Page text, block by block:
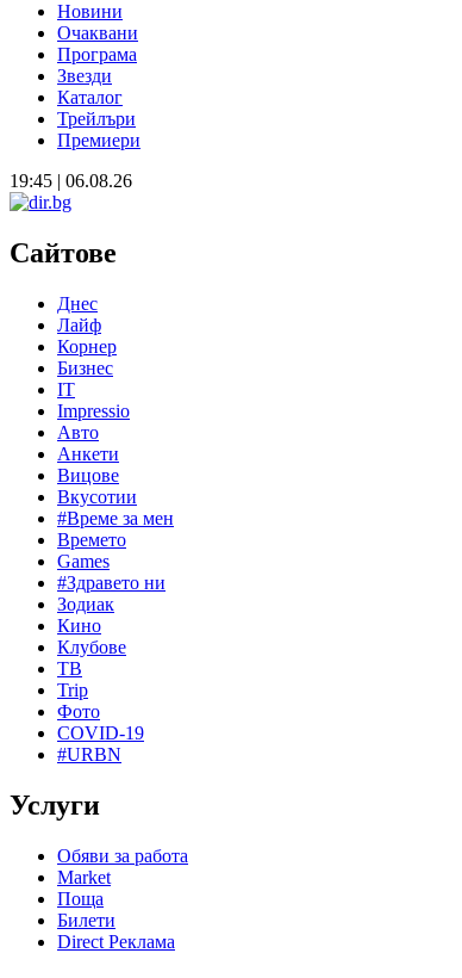
Новини
Очаквани
Програма
Звезди
Каталог
Трейлъри
Премиери
19:45 | 06.08.26
Сайтове
Днес
Лайф
Корнер
Бизнес
IT
Impressio
Авто
Анкети
Вицове
Вкусотии
#Време за мен
Времето
Games
#Здравето ни
Зодиак
Кино
Клубове
ТВ
Trip
Фото
COVID-19
#URBN
Услуги
Обяви за работа
Market
Поща
Билети
Direct Реклама